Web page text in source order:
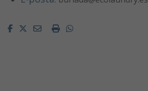
FacebookTwitterEmailImprimirWhatsapp